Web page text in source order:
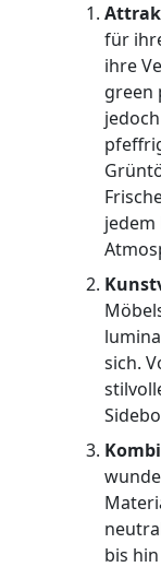
für
ihre
green
jedem
sich.
bis